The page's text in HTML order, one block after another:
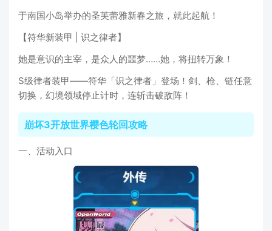
于南国小岛举办的圣芙蕾雅新春之旅，就此起航！
【符华新装甲 | 识之律者】
她是意识的主宰，是众人的噩梦……她，将扭转万象！
S级律者装甲——符华「识之律者」登场！剑、枪、链任意
切换，幻境领域停止计时，连斩击破敌阵！
崩坏3开放世界樱色轮回攻略
一、活动入口